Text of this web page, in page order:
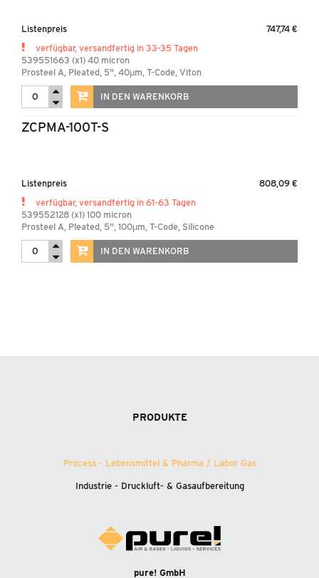
Listenpreis
747,74 €
verfügbar, versandfertig in 33-35 Tagen
539551663 (x1) 40 micron
Prosteel A, Pleated, 5", 40µm, T-Code, Viton
IN DEN WARENKORB
ZCPMA-100T-S
Listenpreis
808,09 €
verfügbar, versandfertig in 61-63 Tagen
539552128 (x1) 100 micron
Prosteel A, Pleated, 5", 100µm, T-Code, Silicone
IN DEN WARENKORB
PRODUKTE
Process - Lebensmittel & Pharma / Labor Gas
Industrie - Druckluft- &Gasaufbereitung
pure! GmbH